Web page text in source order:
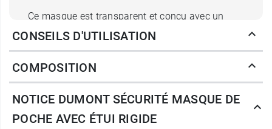
Ce masque est transparent et conçu avec un
bourrelet pré-gonflé qui facilite l'application et
d'un élastique de maintien et d'un
oxygène supplémentaire.
Il est adapté à la réalisation de la ventilation
CONSEILS D'UTILISATION
COMPOSITION
NOTICE DUMONT SÉCURITÉ MASQUE DE
POCHE AVEC ÉTUI RIGIDE